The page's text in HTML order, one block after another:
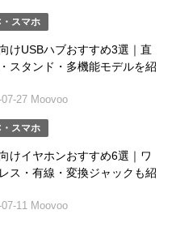
スマホ
けUSBハブおすすめ3選｜直
スタンド・多機能モデルを紹
27 Moovoo
スマホ
けイヤホンおすすめ6選｜ワ
ス・有線・変換ジャックも紹
11 Moovoo